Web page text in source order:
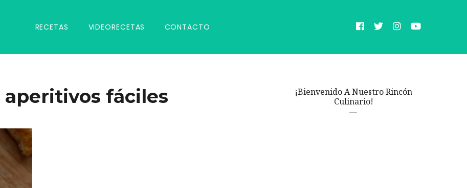
RECETAS VIDEORECETAS CONTACTO
aperitivos fáciles
¡Bienvenido A Nuestro Rincón
Culinario!